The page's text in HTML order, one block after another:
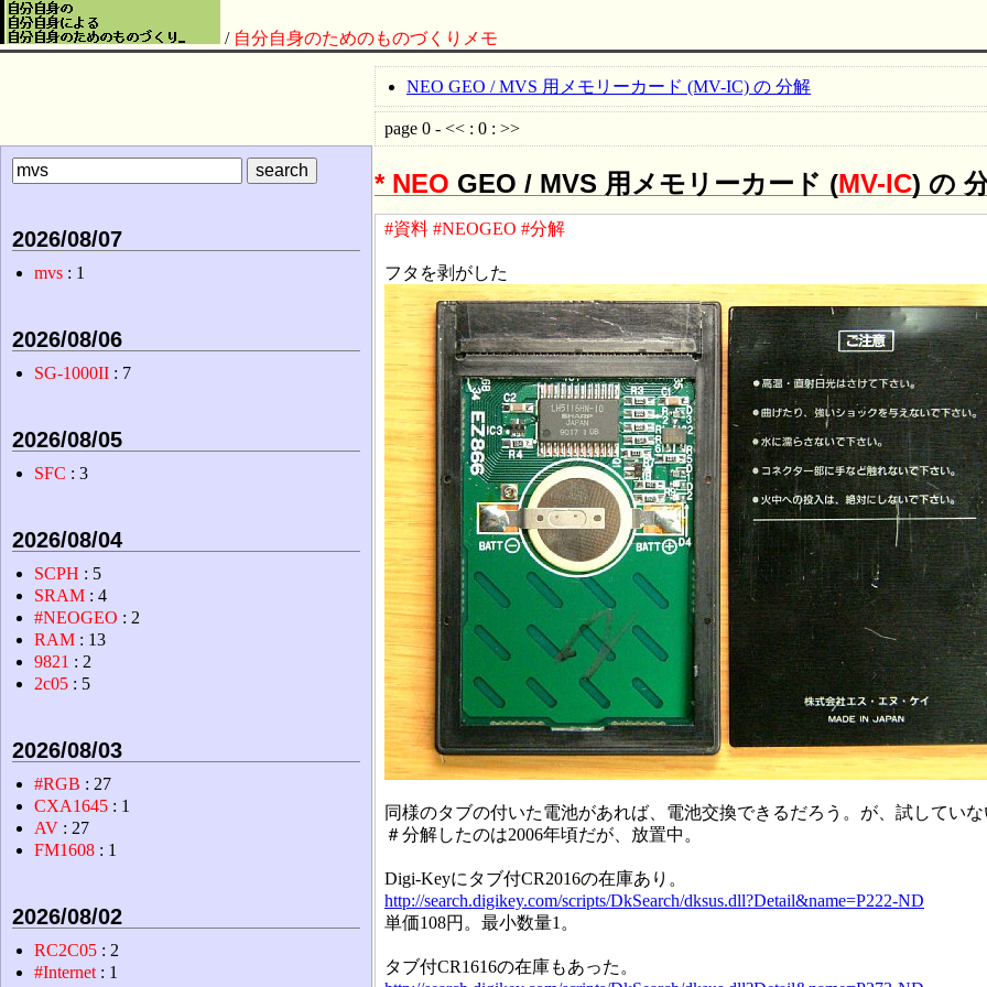
/ 自分自身のためのものづくりメモ
NEO GEO / MVS 用メモリーカード (MV-IC) の 分解
page 0 - << : 0 : >>
* NEO GEO / MVS 用メモリーカード (MV-IC) の
#資料 #NEOGEO #分解
フタを剥がした
同様のタブの付いた電池があれば、電池交換できるだろう。が、試してい
＃分解したのは2006年頃だが、放置中。
Digi-Keyにタブ付CR2016の在庫あり。
http://search.digikey.com/scripts/DkSearch/dksus.dll?Detail&name=P222-ND
単価108円。最小数量1。
タブ付CR1616の在庫もあった。
2026/08/07
mvs : 1
2026/08/06
SG-1000II : 7
2026/08/05
SFC : 3
2026/08/04
SCPH : 5
SRAM : 4
#NEOGEO : 2
RAM : 13
9821 : 2
2c05 : 5
2026/08/03
#RGB : 27
CXA1645 : 1
AV : 27
FM1608 : 1
2026/08/02
RC2C05 : 2
#Internet : 1